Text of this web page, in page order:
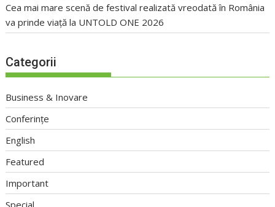
Cea mai mare scenă de festival realizată vreodată în România
va prinde viață la UNTOLD ONE 2026
Categorii
Business & Inovare
Conferințe
English
Featured
Important
Special